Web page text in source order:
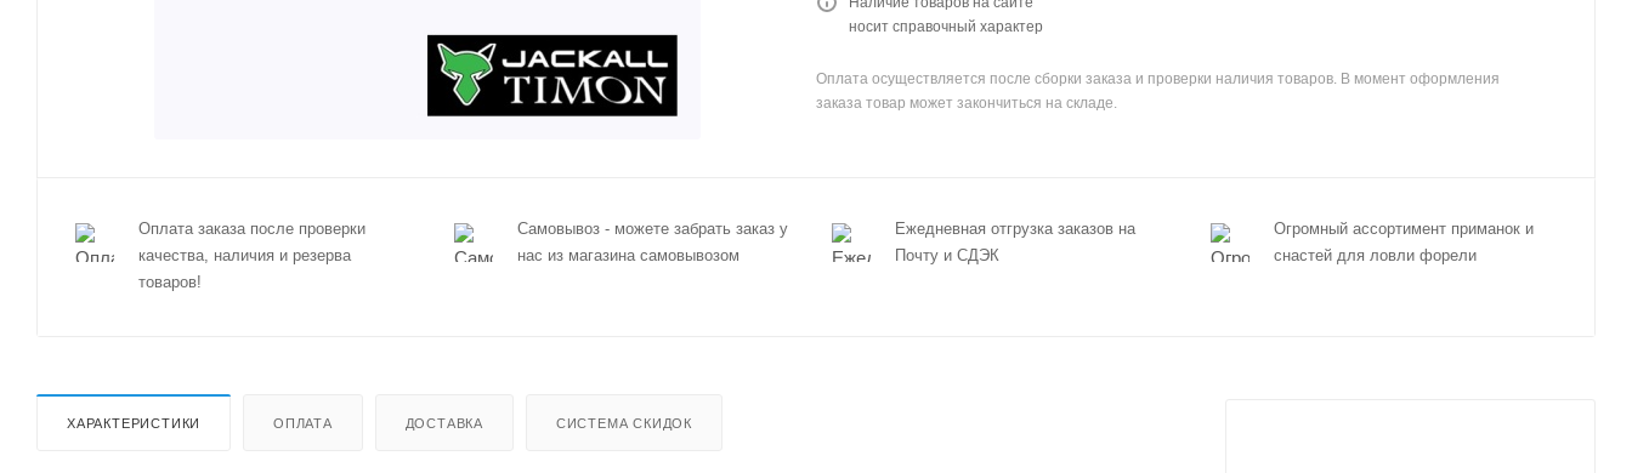
носит справочный характер
Оплата осуществляется после сборки заказа и проверки наличия товаров. В момент оформления
заказа товар может закончиться на складе.
Оплата заказа после проверки
качества, наличия и резерва
товаров!
Самовывоз - можете забрать заказ у
нас из магазина самовывозом
Ежедневная отгрузка заказов на
Почту и СДЭК
Огромный ассортимент приманок и
снастей для ловли форели
ХАРАКТЕРИСТИКИ ОПЛАТА ДОСТАВКА СИСТЕМА СКИДОК